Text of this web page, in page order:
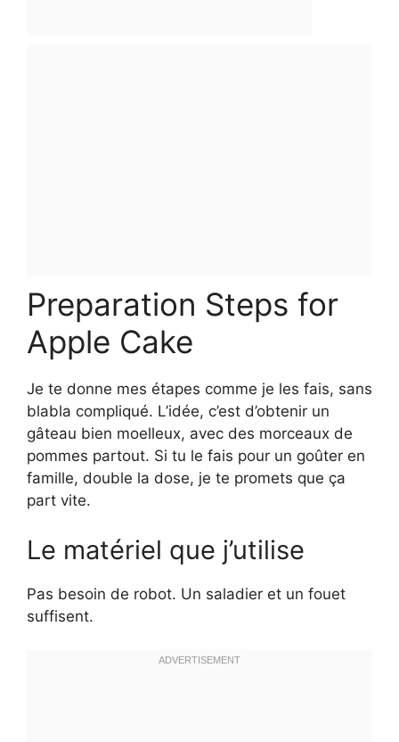
Preparation Steps for
Apple Cake
Je te donne mes étapes comme je les fais, sans
blabla compliqué. L’idée, c’est d’obtenir un
gâteau bien moelleux, avec des morceaux de
pommes partout. Si tu le fais pour un goûter en
famille, double la dose, je te promets que ça
part vite.
Le matériel que j’utilise
Pas besoin de robot. Un saladier et un fouet
suffisent.